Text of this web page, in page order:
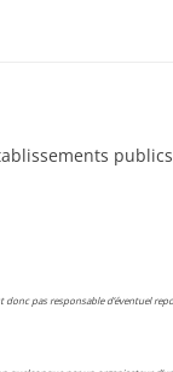
publics
donc pas responsable d’éventuel